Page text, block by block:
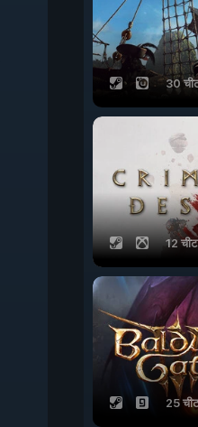
30
12 चीट
25 चीट